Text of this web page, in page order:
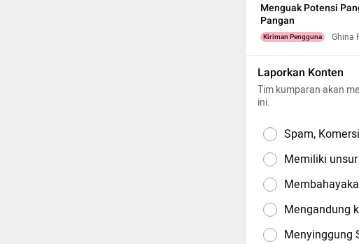
Menguak Potensi
Pangan
Kiriman Pengguna Ghina
Laporkan Konten
Tim kumparan akan
ini.
Spam,
Memiliki
Mengandung
Menyinggung